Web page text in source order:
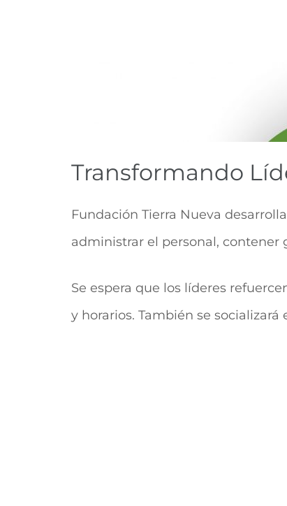
Transformando
Fundación Tierra Nueva
administrar el personal, contener
Se espera que los líderes
y horarios. También se